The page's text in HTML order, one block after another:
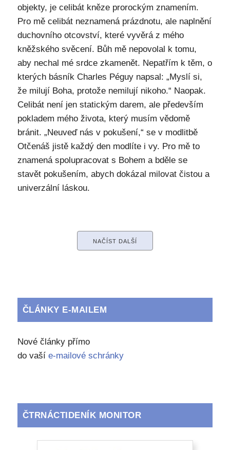
objekty, je celibát kněze prorockým znamením.
Pro mě celibát neznamená prázdnotu, ale naplnění
duchovního otcovství, které vyvěrá z mého
kněžského svěcení. Bůh mě nepovolal k tomu,
aby nechal mé srdce zkamenět. Nepatřím k těm, o
kterých básník Charles Péguy napsal: „Myslí si,
že milují Boha, protože nemilují nikoho.“ Naopak.
Celibát není jen statickým darem, ale především
pokladem mého života, který musím vědomě
bránit. „Neuveď nás v pokušení,“ se v modlitbě
Otčenáš jistě každý den modlíte i vy. Pro mě to
znamená spolupracovat s Bohem a bděle se
stavět pokušením, abych dokázal milovat čistou a
univerzální láskou.
NAČÍST DALŠÍ
ČLÁNKY E-MAILEM
Nové články přímo
do vaší e-mailové schránky
ČTRNÁCTIDENÍK MONITOR